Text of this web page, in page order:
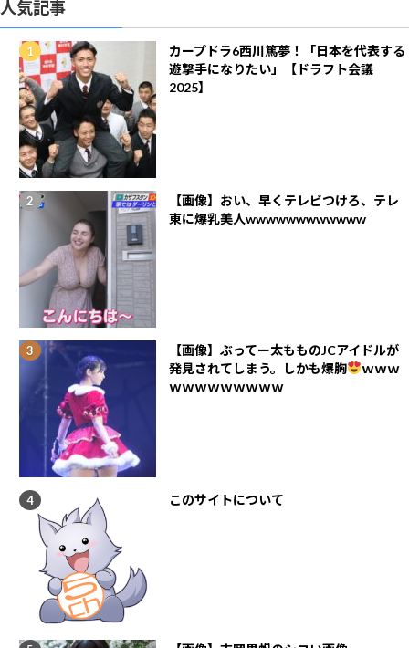
人気記事
カープドラ6西川篤夢！「日本を代表する
遊撃手になりたい」【ドラフト会議
2025】
【画像】おい、早くテレビつけろ、テレ
東に爆乳美人wwwwwwwwwwww
【画像】ぶってー太もものJCアイドルが
発見されてしまう。しかも爆胸
ｗｗｗ
ｗｗｗｗｗｗｗｗｗ
このサイトについて